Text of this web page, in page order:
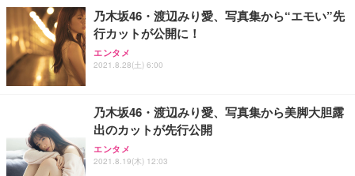
乃木坂46・渡辺みり愛、写真集から“エモい”先
行カットが公開に！
エンタメ
2021.8.28(土) 6:00
乃木坂46・渡辺みり愛、写真集から美脚大胆露
出のカットが先行公開
エンタメ
2021.8.19(木) 12:03